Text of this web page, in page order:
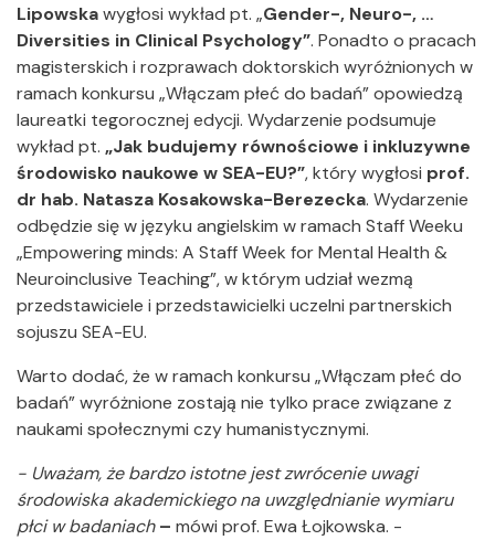
Lipowskawygłosi wykład pt. „Gender-, Neuro-, …
Diversities in Clinical Psychology”. Ponadto o pracach
magisterskich i rozprawach doktorskich wyróżnionych w
ramach konkursu „Włączam płeć do badań” opowiedzą
laureatki tegorocznej edycji. Wydarzenie podsumuje
wykład pt. „Jak budujemy równościowe i inkluzywne
środowisko naukowe w SEA-EU?”, który wygłosi prof.
dr hab. Natasza Kosakowska-Berezecka. Wydarzenie
odbędzie się w języku angielskim w ramach Staff Weeku
„Empowering minds: A Staff Week for Mental Health &
Neuroinclusive Teaching”, w którym udział wezmą
przedstawiciele i przedstawicielki uczelni partnerskich
sojuszu SEA-EU.
Warto dodać, że w ramach konkursu „Włączam płeć do
badań” wyróżnione zostają nie tylko prace związane z
naukami społecznymi czy humanistycznymi.
- Uważam, że bardzo istotne jest zwrócenie uwagi
środowiska akademickiego na uwzględnianie wymiaru
płci w badaniach – mówi prof. Ewa Łojkowska. -